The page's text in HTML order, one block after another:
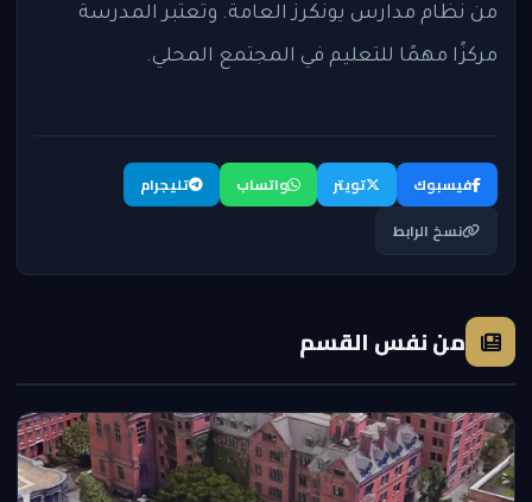
من نظام مدارس يونكرز العامة. وتعتبر المدرسة
مركزًا مهمًا للتعليم في المجتمع المحلي.
فيسبوك تويتر واتساب
تليجرام
نسخ الرابط
من نفس القسم